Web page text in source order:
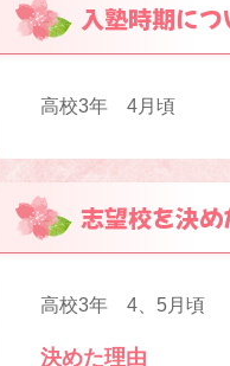
入塾時期につ
高校3年 4月頃
志望校を決め
高校3年 4、5月頃
決めた理由